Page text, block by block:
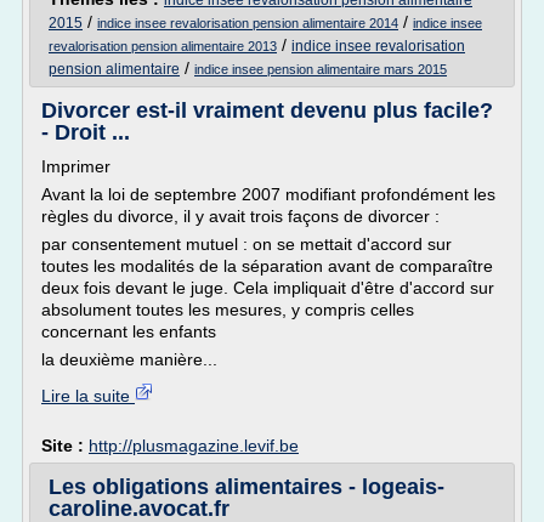
2015 / indice insee revalorisation pension alimentaire 2014 / indice insee
revalorisation pension alimentaire 2013 / indice insee revalorisation
pension alimentaire / indice insee pension alimentaire mars 2015
Divorcer est-il vraiment devenu plus facile?
- Droit ...
Imprimer
Avant la loi de septembre 2007 modifiant profondément les
règles du divorce, il y avait trois façons de divorcer :
par consentement mutuel : on se mettait d'accord sur
toutes les modalités de la séparation avant de comparaître
deux fois devant le juge. Cela impliquait d'être d'accord sur
absolument toutes les mesures, y compris celles
concernant les enfants
la deuxième manière...
Lire la suite
Site : http://plusmagazine.levif.be
Les obligations alimentaires - logeais-
caroline.avocat.fr